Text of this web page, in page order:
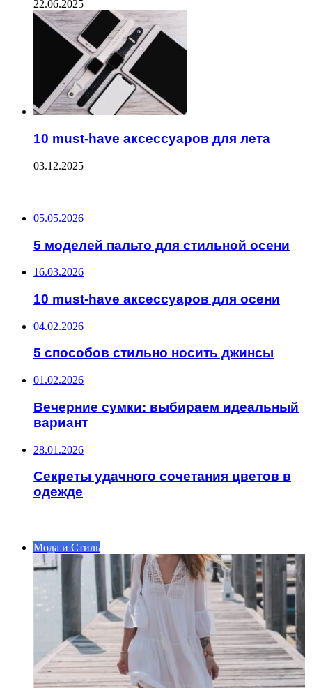
22.06.2025
10 must-have аксессуаров для лета
03.12.2025
05.05.2026
5 моделей пальто для стильной осени
16.03.2026
10 must-have аксессуаров для осени
04.02.2026
5 способов стильно носить джинсы
01.02.2026
Вечерние сумки: выбираем идеальный
вариант
28.01.2026
Секреты удачного сочетания цветов в
одежде
Мода и Стиль